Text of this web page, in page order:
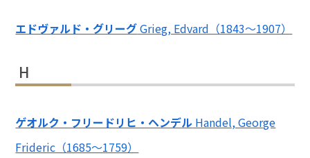
エドヴァルド・グリーグGrieg, Edvard（1843～1907）
H
ゲオルク・フリードリヒ・ヘンデル Handel, George
Frideric（1685～1759）